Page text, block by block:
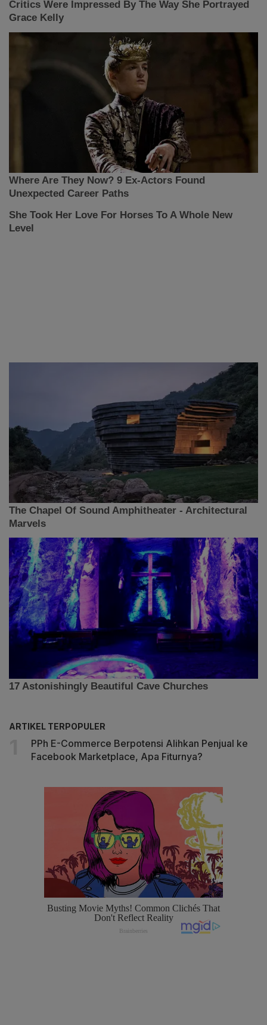
ARTIKEL TERPOPULER
PPh E-Commerce Berpotensi Alihkan Penjual ke
Facebook Marketplace, Apa Fiturnya?